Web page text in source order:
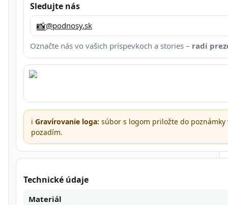
Sledujte nás
📸@podnosy.sk
Označte nás vo vašich príspevkoch a stories – radi
ℹ️ Gravírovanie loga: súbor s logom priložte do
pozadím.
Technické údaje
Materiál